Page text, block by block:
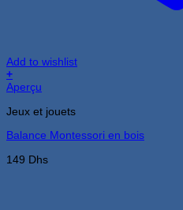
Add to wishlist
+
Aperçu
Jeux et jouets
Balance Montessori en bois
149 Dhs